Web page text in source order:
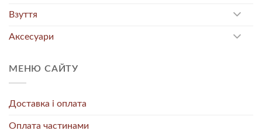
Взуття
Аксесуари
МЕНЮ САЙТУ
Доставка і оплата
Оплата частинами